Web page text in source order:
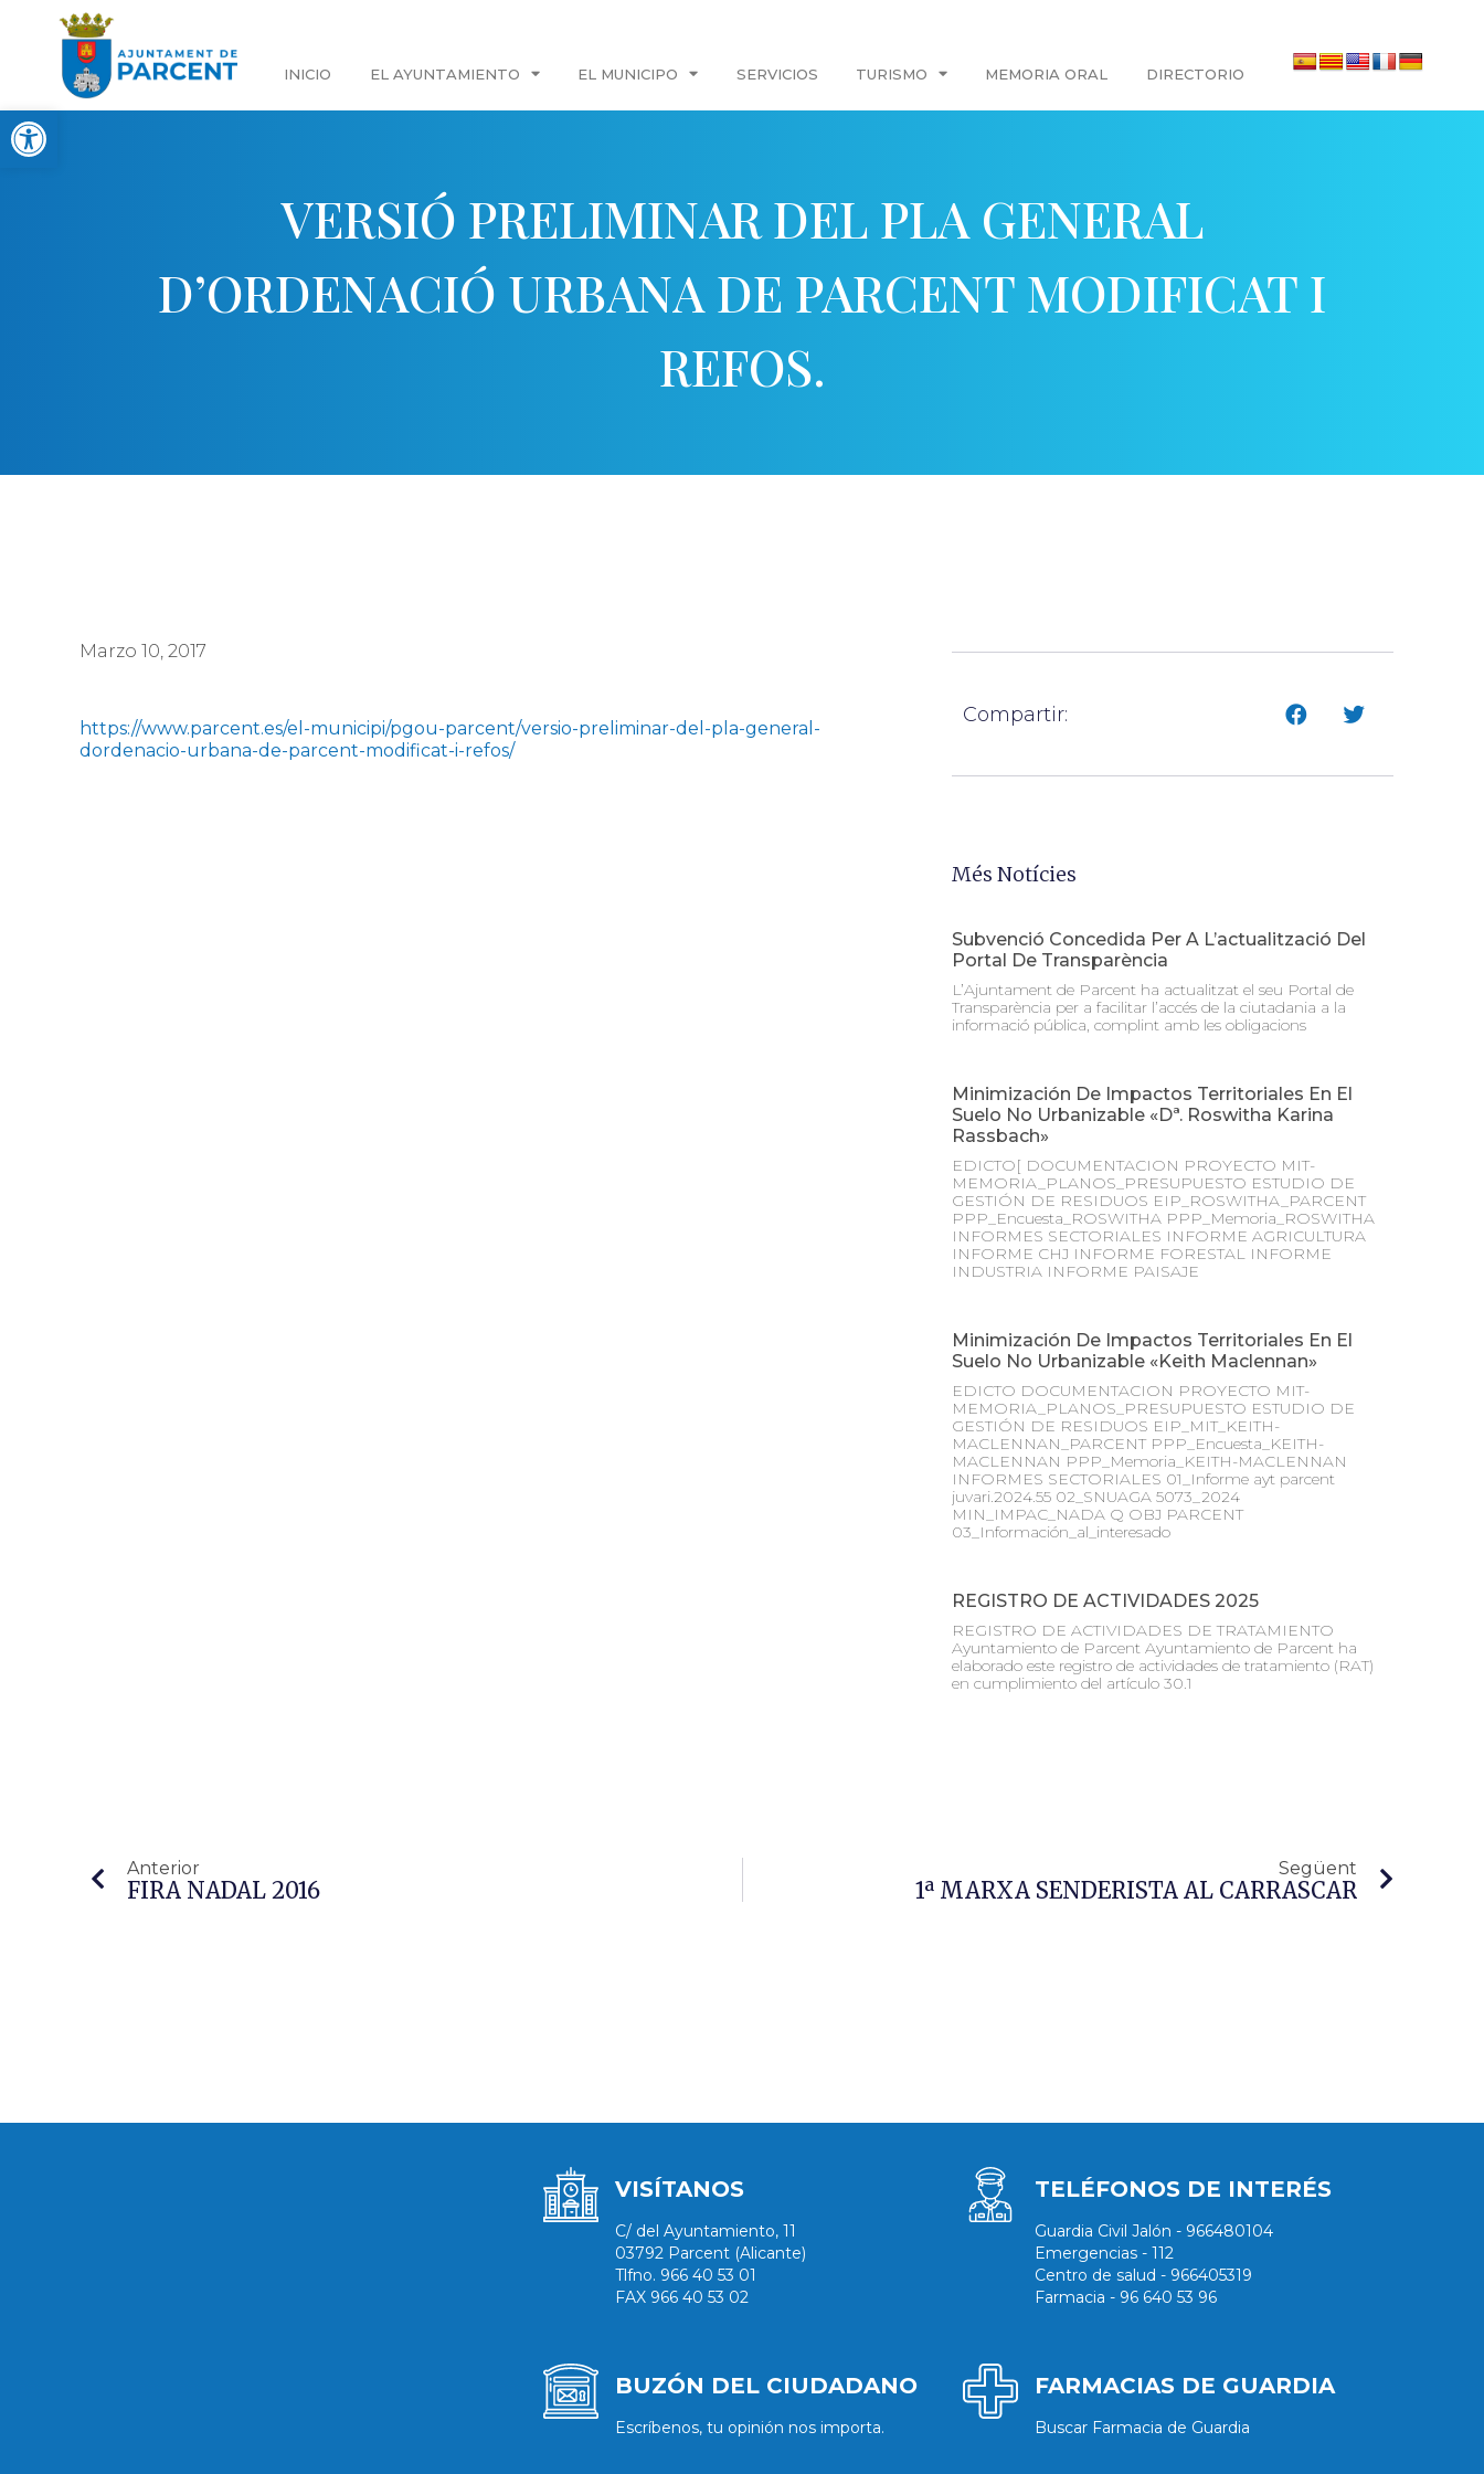
Abrir barra de herramientas
INICIO EL AYUNTAMIENTO EL MUNICIPO SERVICIOS TURISMO MEMORIA ORAL DIRECTORIO
VERSIÓ PRELIMINAR DEL PLA GENERAL
D’ORDENACIÓ URBANA DE PARCENT MODIFICAT I
REFOS.
Marzo 10, 2017
https://www.parcent.es/el-municipi/pgou-parcent/versio-preliminar-del-pla-general-
dordenacio-urbana-de-parcent-modificat-i-refos/
Compartir:
Més Notícies
Subvenció Concedida Per A L’actualització Del
Portal De Transparència
L’Ajuntament de Parcent ha actualitzat el seu Portal de
Transparència per a facilitar l’accés de la ciutadania a la
informació pública, complint amb les obligacions
Minimización De Impactos Territoriales En El
Suelo No Urbanizable «Dª. Roswitha Karina
Rassbach»
EDICTO[ DOCUMENTACION PROYECTO MIT-
MEMORIA_PLANOS_PRESUPUESTO ESTUDIO DE
GESTIÓN DE RESIDUOS EIP_ROSWITHA_PARCENT
PPP_Encuesta_ROSWITHA PPP_Memoria_ROSWITHA
INFORMES SECTORIALES INFORME AGRICULTURA
INFORME CHJ INFORME FORESTAL INFORME
INDUSTRIA INFORME PAISAJE
Minimización De Impactos Territoriales En El
Suelo No Urbanizable «Keith Maclennan»
EDICTO DOCUMENTACION PROYECTO MIT-
MEMORIA_PLANOS_PRESUPUESTO ESTUDIO DE
GESTIÓN DE RESIDUOS EIP_MIT_KEITH-
MACLENNAN_PARCENT PPP_Encuesta_KEITH-
MACLENNAN PPP_Memoria_KEITH-MACLENNAN
INFORMES SECTORIALES 01_Informe ayt parcent
juvari.2024.55 02_SNUAGA 5073_2024
MIN_IMPAC_NADA Q OBJ PARCENT
03_Información_al_interesado
REGISTRO DE ACTIVIDADES 2025
REGISTRO DE ACTIVIDADES DE TRATAMIENTO
Ayuntamiento de Parcent Ayuntamiento de Parcent ha
elaborado este registro de actividades de tratamiento (RAT)
en cumplimiento del artículo 30.1
Anterior
FIRA NADAL 2016
Següent
1ª MARXA SENDERISTA AL CARRASCAR
VISÍTANOS
C/ del Ayuntamiento, 11
03792 Parcent (Alicante)
Tlfno. 966 40 53 01
FAX 966 40 53 02
BUZÓN DEL CIUDADANO
Escríbenos, tu opinión nos importa.
TELÉFONOS DE INTERÉS
Guardia Civil Jalón - 966480104
Emergencias - 112
Centro de salud - 966405319
Farmacia - 96 640 53 96
FARMACIAS DE GUARDIA
Buscar Farmacia de Guardia